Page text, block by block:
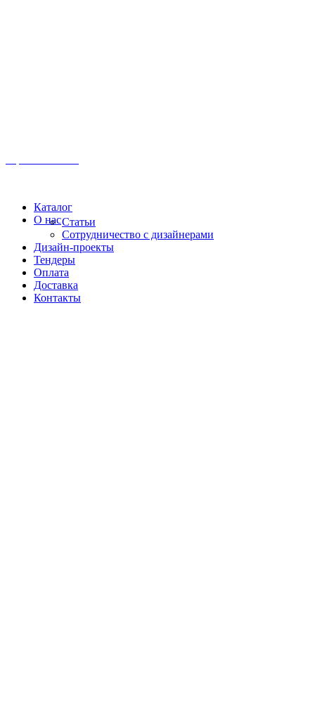
Каталог
О насСтатьи
Сотрудничество с дизайнерами
Дизайн-проекты
Тендеры
Оплата
Доставка
Контакты